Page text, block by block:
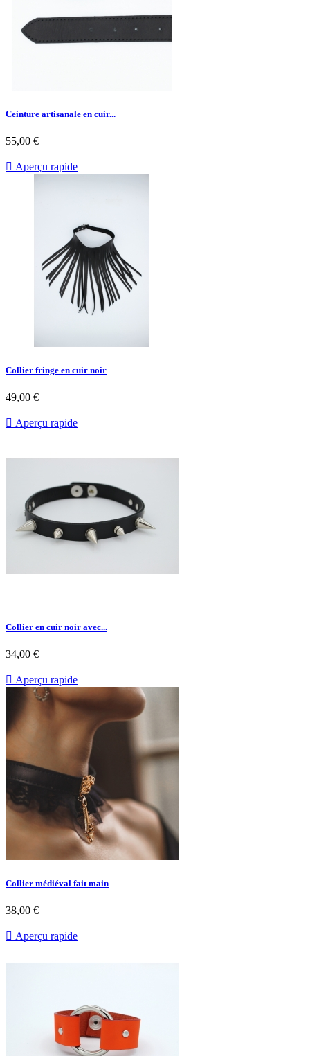
Ceinture artisanale en cuir...
55,00 €
 Aperçu rapide
Collier fringe en cuir noir
49,00 €
 Aperçu rapide
Collier en cuir noir avec...
34,00 €
 Aperçu rapide
Collier médiéval fait main
38,00 €
 Aperçu rapide